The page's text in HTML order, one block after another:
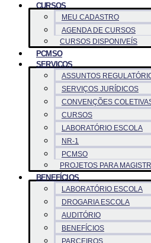
CURSOS
MEU CADASTRO
AGENDA DE CURSOS
CURSOS DISPONIVEÍS
PCMSO
SERVICOS
ASSUNTOS
SERVIÇOS JURÍDICOS
CONVENÇÕES
CURSOS
LABORATÓRIO ESCOLA
NR-1
PCMSO
PROJETOS PARA
BENEFÍCIOS
LABORATÓRIO ESCOLA
DROGARIA ESCOLA
AUDITÓRIO
BENEFÍCIOS
PARCEIROS